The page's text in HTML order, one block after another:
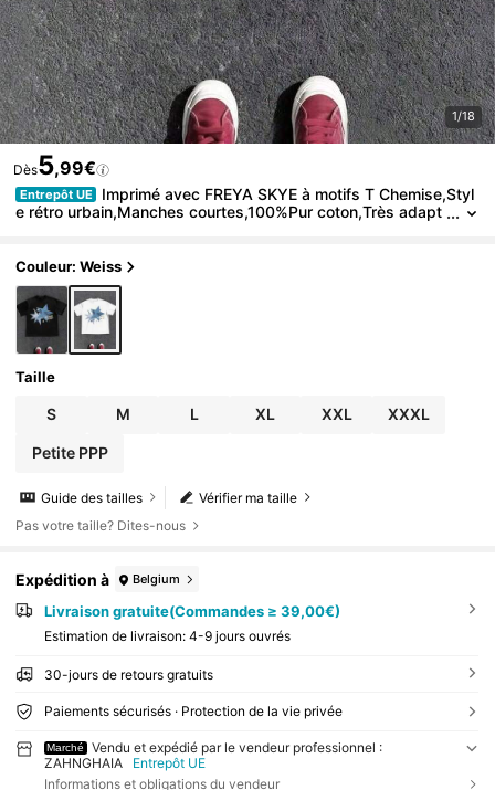
1/18
Dès5,99€
Entrepôt UE
Imprimé avec FREYA SKYE à motifs T Chemise,Styl
e rétro urbain,Manches courtes,100%Pur coton,Très adapt
ultifonctionnel T Chemise.2026-Détendu et décontracté:18–35
Jeunes travailleuses
Couleur: Weiss
Taille
S M L XL XXL XXXL
Petite PPP
Vérifier ma taille
Guide des tailles
Pas votre taille? Dites-nous
Expédition à Belgium
Livraison gratuite(Commandes ≥ 39,00€)
Estimation de livraison: 4-9 jours ouvrés
30-jours de retours gratuits
Paiements sécurisés · Protection de la vie privée
Marché
Vendu et expédié par le vendeur professionnel :
ZAHNGHAIA
Entrepôt UE
Informations et obligations du vendeur